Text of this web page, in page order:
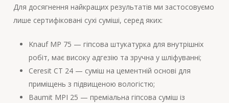
Для досягнення найкращих результатів ми застосовуємо
лише сертифіковані сухі суміші, серед яких:
Knauf MP 75 — гіпсова штукатурка для внутрішніх
робіт, має високу адгезію та зручна у шліфуванні;
Ceresit CT 24 — суміш на цементній основі для
приміщень з підвищеною вологістю;
Baumit MPI 25 — преміальна гіпсова суміш із